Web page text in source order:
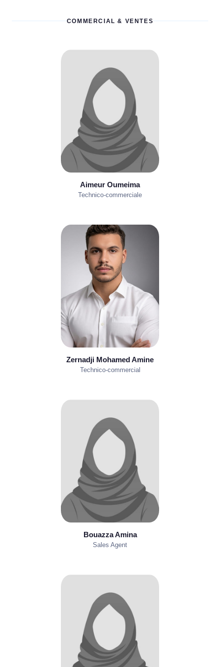
COMMERCIAL & VENTES
Aimeur Oumeima
Technico-commerciale
Zernadji Mohamed Amine
Technico-commercial
Bouazza Amina
Sales Agent